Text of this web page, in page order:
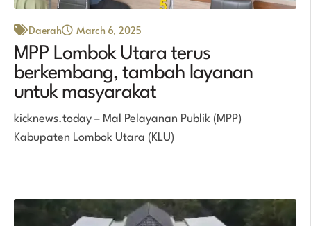
Daerah March 6, 2025
MPP Lombok Utara terus
berkembang, tambah layanan
untuk masyarakat
kicknews.today – Mal Pelayanan Publik (MPP)
Kabupaten Lombok Utara (KLU)